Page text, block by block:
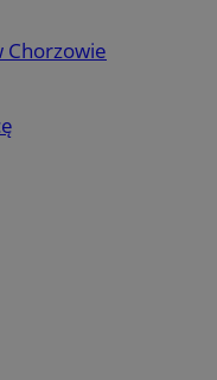
Chorzowie